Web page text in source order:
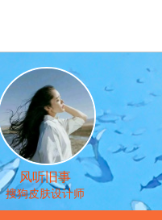
风听旧事
搜狗皮肤设计师